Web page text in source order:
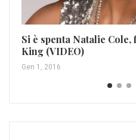
Si è spenta Natalie
King (VIDEO)
Gen 1, 2016